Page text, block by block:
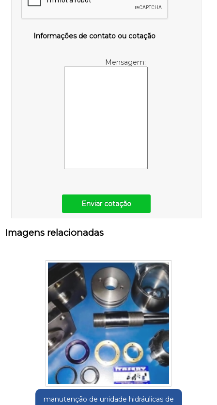
Informações de contato ou cotação
Mensagem:
Enviar cotação
Imagens relacionadas
manutenção de unidade hidráulicas de